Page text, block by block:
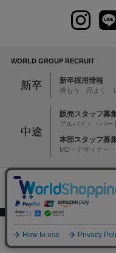
WORLD GROUP RECRUIT
新卒 新卒採用情報
挑もう 品よく
中途
販売スタッフ募
アルバイト・パー
本部スタッフ募
MD・デザイナー
注意：当社の
偽装メ
ブランド一覧 店